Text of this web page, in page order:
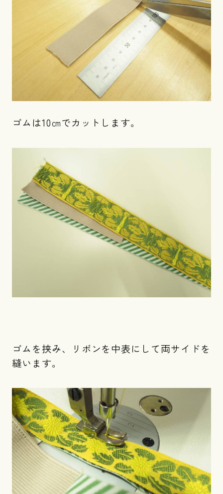
ゴムは10㎝でカットします。
ゴムを挟み、リボンを中表にして両サイドを
縫います。